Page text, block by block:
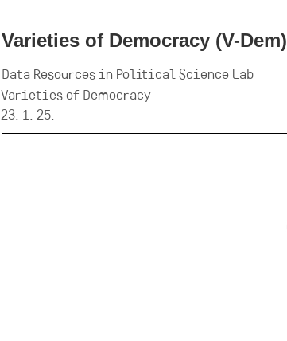
Varieties of Democracy (V-Dem)
Data Resources in Political Science Lab
Varieties of Democracy
23. 1. 25.